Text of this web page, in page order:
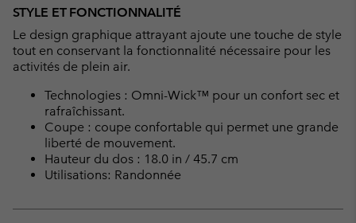
STYLE ET FONCTIONNALITÉ
Le design graphique attrayant ajoute une touche de style
tout en conservant la fonctionnalité nécessaire pour les
activités de plein air.
Technologies : Omni-Wick™ pour un confort sec et
rafraîchissant.
Coupe : coupe confortable qui permet une grande
liberté de mouvement.
Hauteur du dos : 18.0 in / 45.7 cm
Utilisations: Randonnée